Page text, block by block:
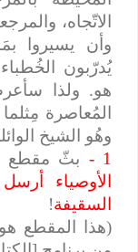
الاتّجاه،
وأن يسيروا
يُدرّبون
هو. ولذا
المُعاصرة
وهُو الشيخ
بثّ مقطع
الأوصياء
السقيفة!
(هذا المقطع